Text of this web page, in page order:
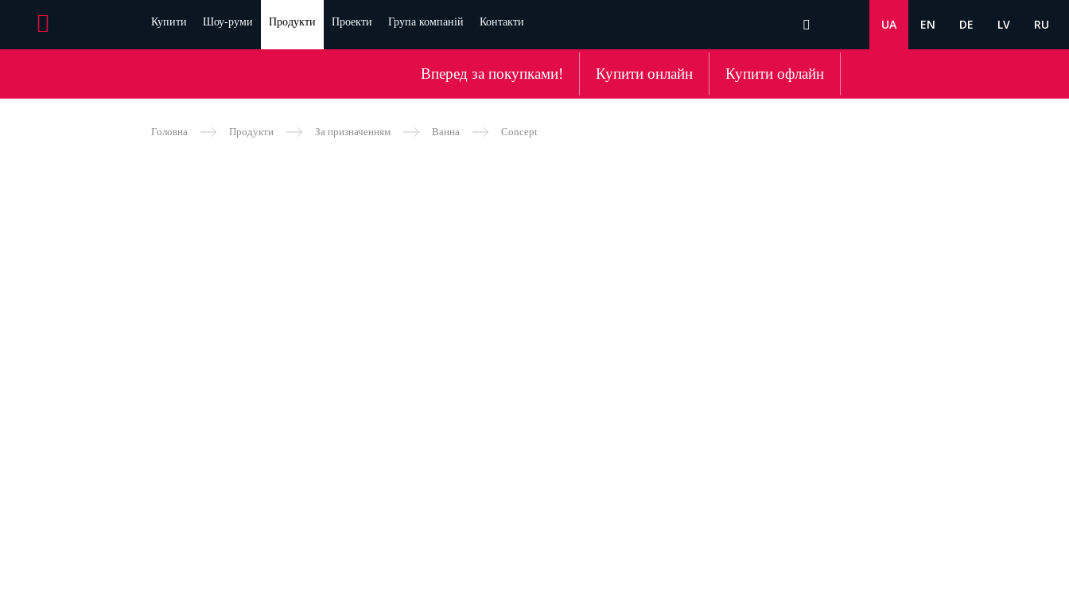
Купити Шоу-руми Продукти Проекти Група компаній Контакти UA EN DE LV RU
Вперед за покупками! Купити онлайн Купити офлайн
Головна Продукти За призначенням Ванна Concept